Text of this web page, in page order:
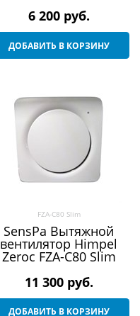
6 200 руб.
ДОБАВИТЬ В КОРЗИНУ
FZA-C80 Slim
SensPa Вытяжной
вентилятор Himpel
Zeroc FZA-C80 Slim
11 300 руб.
ДОБАВИТЬ В КОРЗИНУ